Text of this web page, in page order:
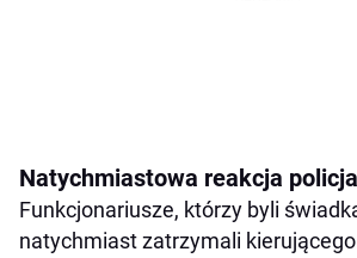
Natychmiastowa reakcja
Funkcjonariusze, którzy byli
natychmiast zatrzymali